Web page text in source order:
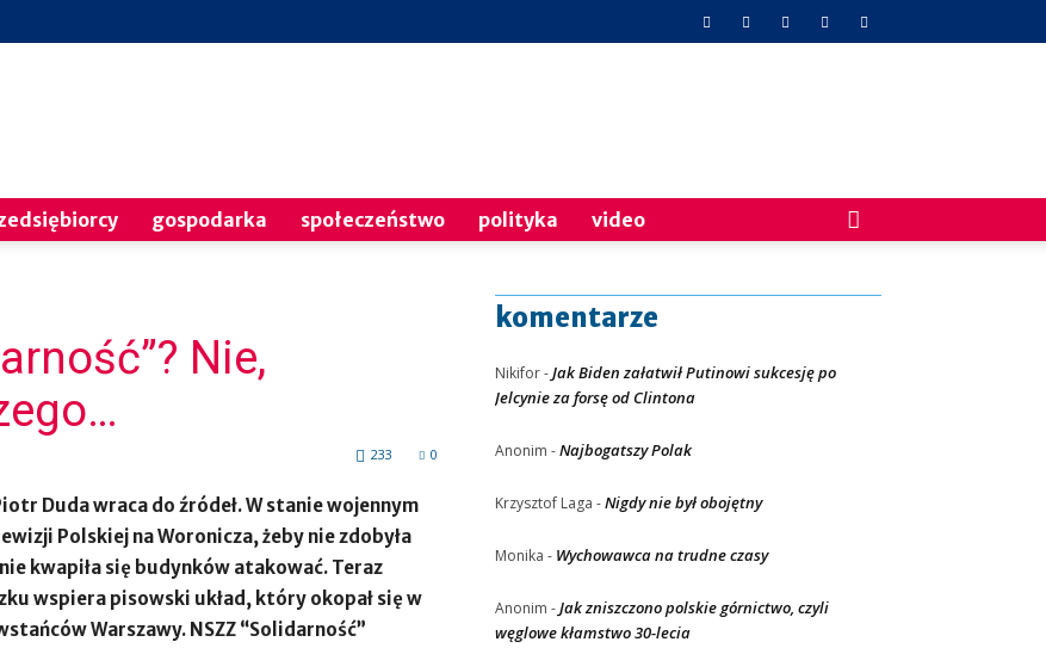
PNP
24
gospodarka społeczeństwo polityka video
Nie,
0
233
Duda wraca do źródeł. W stanie wojennym
Polskiej na Woronicza, żeby nie zdobyła
kwapiła się budynków atakować. Teraz
wspiera pisowski układ, który okopał się w
Warszawy. NSZZ “Solidarność”
komentarze
Nikifor-Jak Biden załatwił Putinowi sukcesję po
Jelcynie za forsę od Clintona
Anonim -Najbogatszy Polak
Krzysztof Laga -Nigdy nie był obojętny
Monika - Wychowawca na trudne czasy
Anonim -Jak zniszczono polskie górnictwo, czyli
węglowe kłamstwo 30-lecia